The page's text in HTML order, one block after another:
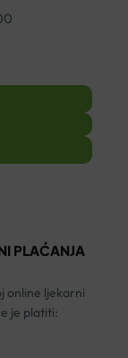
PLAĆANJA
online ljekarni
je platiti: